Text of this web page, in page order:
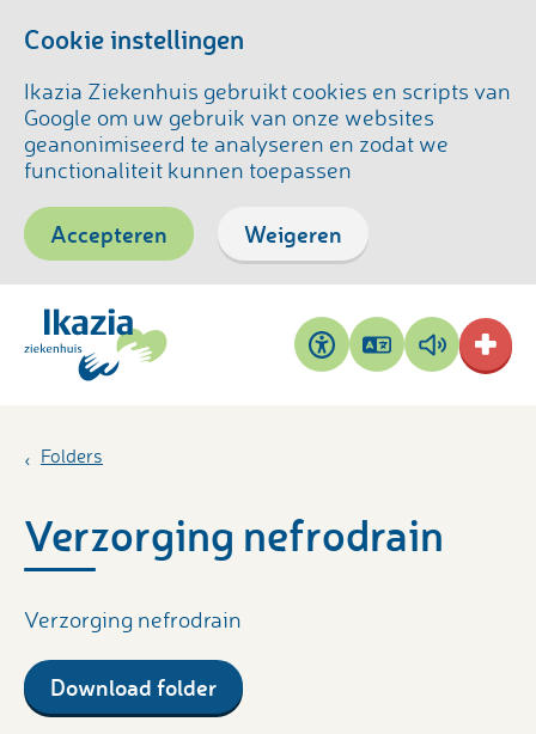
Cookie instellingen
Ikazia Ziekenhuis gebruikt cookies en scripts van
Google om uw gebruik van onze websites
geanonimiseerd te analyseren en zodat we
functionaliteit kunnen toepassen
Accepteren Weigeren
Toegankelijkheid
Pagina
vertalen
Pagina
voorlezen
Folders
Verzorging nefrodrain
Verzorging nefrodrain
Download folder